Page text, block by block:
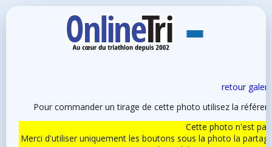
retour
Pour commander un tirage de cette photo utilisez la
Cette photo n'est
Merci d'utiliser uniquement les boutons sous la photo la